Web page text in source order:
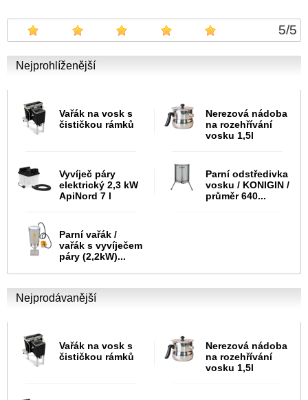
5/5
Nejprohlíženější
Vařák na vosk s
čističkou rámků
Nerezová nádoba
na rozehřívání
vosku 1,5l
Vyvíječ páry
elektrický 2,3 kW
ApiNord 7 l
Parní odstředivka
vosku / KONIGIN /
průměr 640...
Parní vařák /
vařák s vyvíječem
páry (2,2kW)...
Nejprodávanější
Vařák na vosk s
čističkou rámků
Nerezová nádoba
na rozehřívání
vosku 1,5l